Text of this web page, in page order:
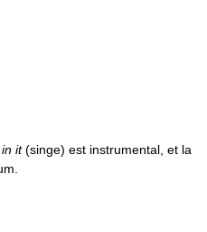
it(singe) est instrumental, et la